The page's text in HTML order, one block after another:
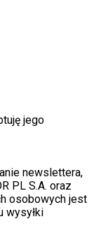
jego
newslettera,
PL S.A. oraz
osobowych jest
wysyłki